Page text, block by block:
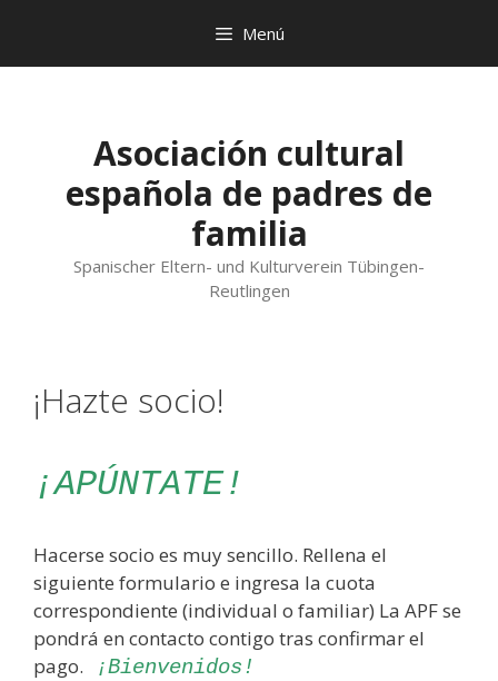
contenido
Menú
Asociación cultural
española de padres de
familia
Spanischer Eltern- und Kulturverein Tübingen-
Reutlingen
¡Hazte socio!
¡APÚNTATE!
Hacerse socio es muy sencillo. Rellena el
siguiente formulario e ingresa la cuota
correspondiente (individual o familiar) La APF se
pondrá en contacto contigo tras confirmar el
pago.
¡Bienvenidos!